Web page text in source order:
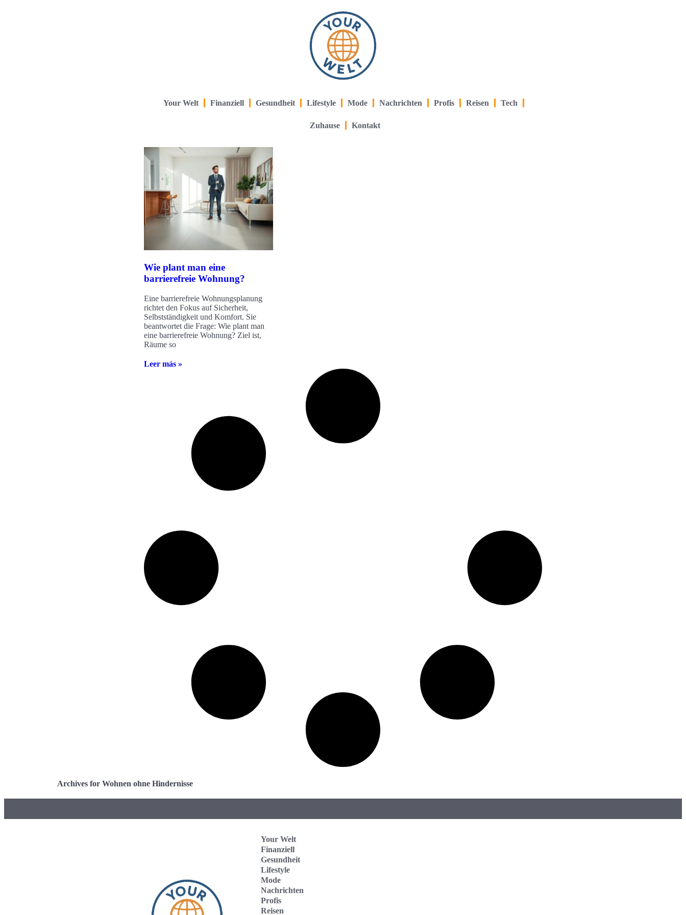
Your Welt Finanziell Gesundheit Lifestyle Mode Nachrichten Profis Reisen Tech
Zuhause Kontakt
Wie plant man eine
barrierefreie Wohnung?
Eine barrierefreie Wohnungsplanung
richtet den Fokus auf Sicherheit,
Selbstständigkeit und Komfort. Sie
beantwortet die Frage: Wie plant man
eine barrierefreie Wohnung? Ziel ist,
Räume so
Leer más »
Archives for Wohnen ohne Hindernisse
Your Welt
Finanziell
Gesundheit
Lifestyle
Mode
Nachrichten
Profis
Reisen